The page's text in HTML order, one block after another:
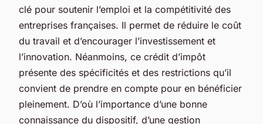
clé pour soutenir l’emploi et la compétitivité des
entreprises françaises. Il permet de réduire le coût
du travail et d’encourager l’investissement et
l’innovation. Néanmoins, ce crédit d’impôt
présente des spécificités et des restrictions qu’il
convient de prendre en compte pour en bénéficier
pleinement. D’où l’importance d’une bonne
connaissance du dispositif, d’une gestion